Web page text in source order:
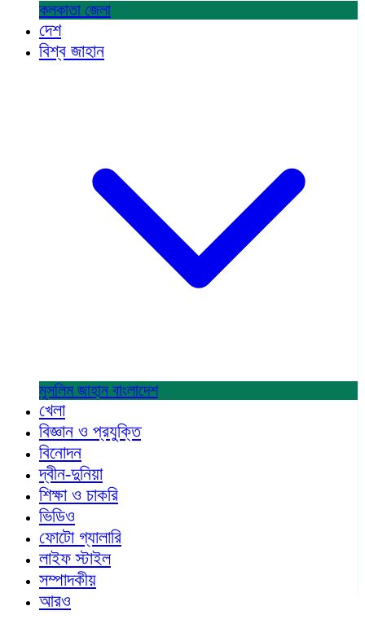
কলকাতা জেলা
দেশ
বিশ্ব জাহান
মুসলিম জাহান বাংলাদেশ
খেলা
বিজ্ঞান ও প্রযুক্তি
বিনোদন
দ্বীন-দুনিয়া
শিক্ষা ও চাকরি
ভিডিও
ফোটো গ্যালারি
লাইফ স্টাইল
সম্পাদকীয়
আরও